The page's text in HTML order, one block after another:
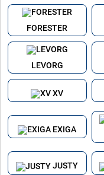
FORESTER
LEVORG
XV
EXIGA
JUSTY